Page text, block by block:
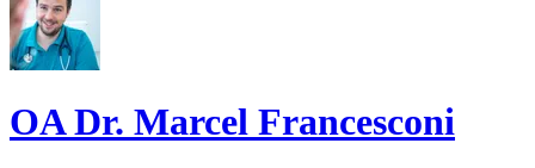
OA Dr. Marcel Francesconi